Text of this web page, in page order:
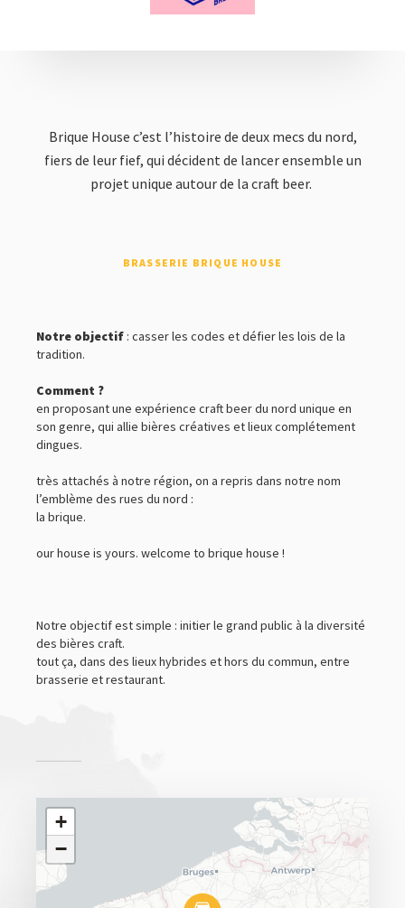
CULTURE & LOISIRS
Brique House c’est l’histoire de deux mecs du nord,
fiers de leur fief, qui décident de lancer ensemble un
projet unique autour de la craft beer.
BRASSERIE BRIQUE HOUSE
Notre objectif : casser les codes et défier les lois de la
tradition.
Comment ?
en proposant une expérience craft beer du nord unique en
son genre, qui allie bières créatives et lieux complétement
dingues.
très attachés à notre région, on a repris dans notre nom
l’emblème des rues du nord :
la brique.
our house is yours. welcome to brique house !
Notre objectif est simple : initier le grand public à la diversité
des bières craft.
tout ça, dans des lieux hybrides et hors du commun, entre
brasserie et restaurant.
+
−